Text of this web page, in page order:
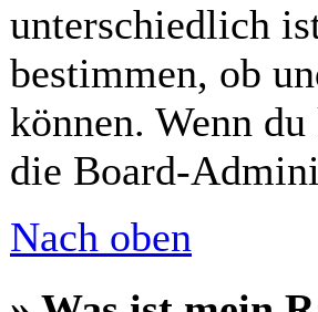
unterschiedlich
bestimmen, ob
können. Wenn
die Board-
Nach oben